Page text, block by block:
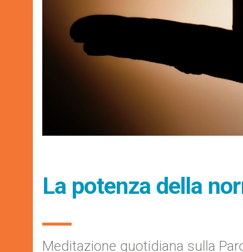
La potenza della
Meditazione quotidiana sulla